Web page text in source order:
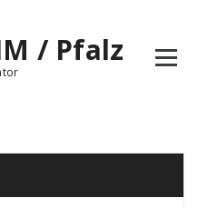
/ Pfalz